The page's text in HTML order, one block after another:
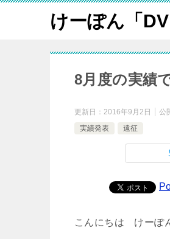
けーぽん「
8月度の実績
更新日： 2016年9月2日 公
実績発表
遠征
こんにちは けーぽ